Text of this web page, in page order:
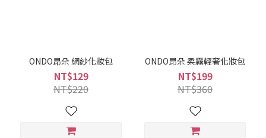
ONDO昂朵 網紗化妝包
NT$129
NT$220
ONDO昂朵 柔霧輕奢化妝包
NT$199
NT$360